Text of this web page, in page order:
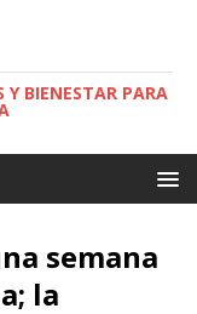
Y BIENESTAR PARA
semana
la